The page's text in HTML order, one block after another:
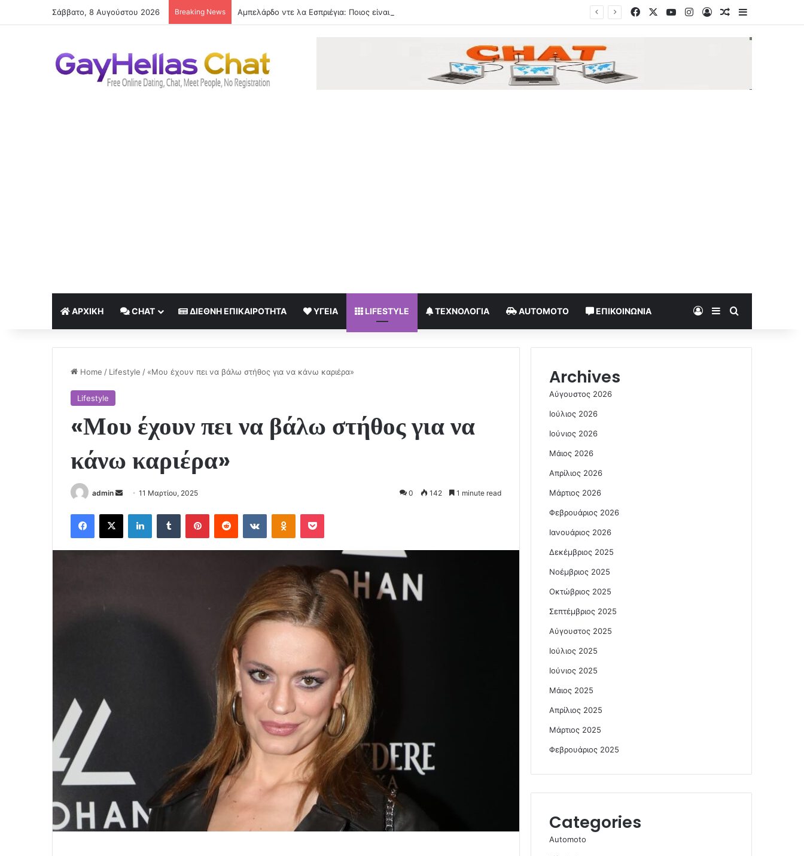
Σάββατο, 8 Αυγούστου 2026 Breaking News FacebookYouTubeInstagram
Log InRandom Article
Sidebar
ΑΡΧΙΚΉ CHAT ΔΙΕΘΝΉ ΕΠΙΚΑΙΡΌΤΗΤΑ ΥΓΕΊΑ LIFESTYLE ΤΕΧΝΟΛΟΓΊΑ AUTOMOTO ΕΠΙΚΟΙΝΩΝΊΑ Log InSidebar
Home / Lifestyle / «Μου έχουν πει να βάλω στήθος για να κάνω καριέρα»
Lifestyle
«Μου έχουν πει να βάλω στήθος για να
κάνω καριέρα»
admin
Send
email
11 Μαρτίου, 2025 0 142 1 minute read
Facebook
X LinkedInTumblr PinterestReddit VKontakteOdnoklassniki
Pocket
Archives
Αύγουστος 2026
Ιούλιος 2026
Ιούνιος 2026
Μάιος 2026
Απρίλιος 2026
Μάρτιος 2026
Φεβρουάριος 2026
Ιανουάριος 2026
Δεκέμβριος 2025
Νοέμβριος 2025
Οκτώβριος 2025
Σεπτέμβριος 2025
Αύγουστος 2025
Ιούλιος 2025
Ιούνιος 2025
Μάιος 2025
Απρίλιος 2025
Μάρτιος 2025
Φεβρουάριος 2025
Categories
Automoto